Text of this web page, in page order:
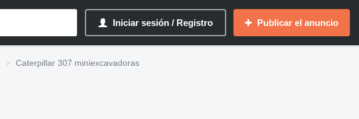
Iniciar sesión / Registro Publicar el anuncio
Caterpillar 307 miniexcavadoras